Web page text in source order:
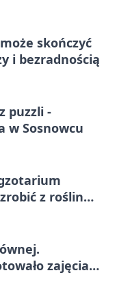
skończyć
i bezradnością
puzzli -
w Sosnowcu
z roślin
zajęcia